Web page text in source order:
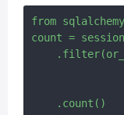
from
count =
    .count()